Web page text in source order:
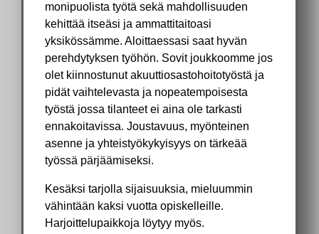
monipuolista työtä sekä mahdollisuuden
kehittää itseäsi ja ammattitaitoasi
yksikössämme. Aloittaessasi saat hyvän
perehdytyksen työhön. Sovit joukkoomme jos
olet kiinnostunut akuuttiosastohoitotyöstä ja
pidät vaihtelevasta ja nopeatempoisesta
työstä jossa tilanteet ei aina ole tarkasti
ennakoitavissa. Joustavuus, myönteinen
asenne ja yhteistyökykyisyys on tärkeää
työssä pärjäämiseksi.
Kesäksi tarjolla sijaisuuksia, mieluummin
vähintään kaksi vuotta opiskelleille.
Harjoittelupaikkoja löytyy myös.